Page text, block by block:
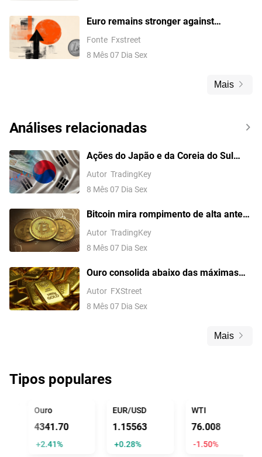
Euro remains stronger against
Canadian Dollar as German Industrial
output beats forecasts
Fonte Fxstreet
8 Mês 07 Dia Sex
Mais
Análises relacionadas
Ações do Japão e da Coreia do Sul
Fecham em Queda; Kospi Recua 0,6%,
SK Hynix Cai Quase 5%, SoftBank
Autor TradingKey
8 Mês 07 Dia Sex
Bitcoin mira rompimento de alta antes
do Payroll de julho dos EUA?
Autor TradingKey
8 Mês 07 Dia Sex
Ouro consolida abaixo das máximas
recentes enquanto força do dólar e
apostas no Fed limitam ganhos antes
Autor FXStreet
8 Mês 07 Dia Sex
Mais
Tipos populares
Ouro
4341.70
+2.41%
EUR/USD
1.15563
+0.28%
WTI
76.008
-1.50%